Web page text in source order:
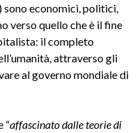
sono economici, politici,
verso quello che è il fine
il completo
attraverso gli
al governo mondiale di
“affascinato dalle teorie di